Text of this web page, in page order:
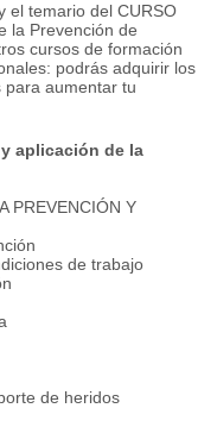
el temario del CURSO
la Prevención de
cursos de formación
podrás adquirir los
para aumentar tu
aplicación de la
PREVENCIÓN Y
de trabajo
de heridos